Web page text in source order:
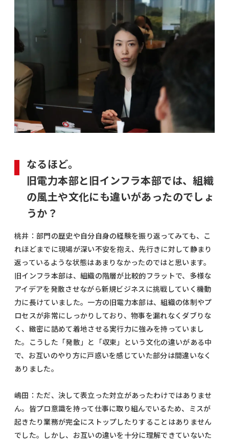
なるほど。
旧電力本部と旧インフラ本部では、組織
の風土や文化にも違いがあったのでしょ
うか？
桃井：部門の歴史や自分自身の経験を振り返ってみても、こ
れほどまでに現場が深い不安を抱え、先行きに対して静まり
返っているような状態はあまりなかったのではと思います。
旧インフラ本部は、組織の階層が比較的フラットで、多様な
アイデアを発散させながら新規ビジネスに挑戦していく機動
力に長けていました。一方の旧電力本部は、組織の体制やプ
ロセスが非常にしっかりしており、物事を漏れなくダブりな
く、緻密に詰めて着地させる実行力に強みを持っていまし
た。こうした「発散」と「収束」という文化の違いがある中
で、お互いのやり方に戸惑いを感じていた部分は間違いなく
ありました。
嶋田：ただ、決して表立った対立があったわけではありませ
ん。皆プロ意識を持って仕事に取り組んでいるため、ミスが
起きたり業務が完全にストップしたりすることはありません
でした。しかし、お互いの違いを十分に理解できていないた